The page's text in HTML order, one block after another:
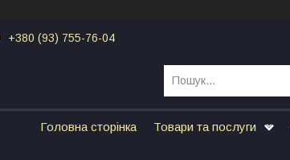
+380 (93) 755-76-04
Головна сторінка Товари та послуги